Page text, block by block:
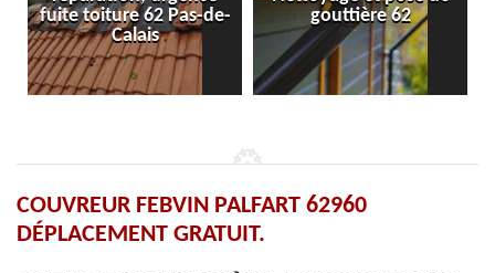
fuite toiture 62 Pas-de-
Calais
gouttière 62
COUVREUR FEBVIN PALFART 62960
DÉPLACEMENT GRATUIT.